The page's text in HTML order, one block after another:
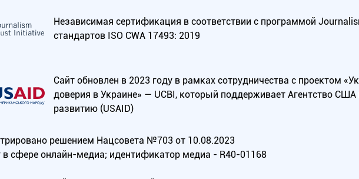
Независимая сертификация в соответствии с программой
стандартов ISO CWA 17493: 2019
Сайт обновлен в 2023 году в рамках сотрудничества с проектом
доверия в Украине» — UCBI, который поддерживает Агентство
развитию (USAID)
решением Нацсовета №703 от 10.08.2023
в сфере онлайн-медиа; идентификатор медиа - R40-01168